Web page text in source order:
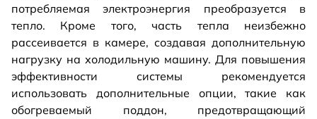
потребляемая электроэнергия преобразуется в
тепло. Кроме того, часть тепла неизбежно
рассеивается в камере, создавая дополнительную
нагрузку на холодильную машину. Для повышения
эффективности системы рекомендуется
использовать дополнительные опции, такие как
обогреваемый поддон, предотвращающий